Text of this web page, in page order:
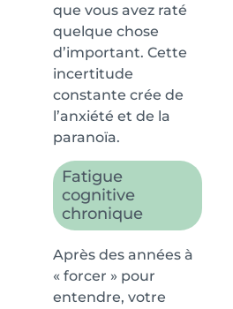
que vous avez raté
quelque chose
d’important. Cette
incertitude
constante crée de
l’anxiété et de la
paranoïa.
Fatigue
cognitive
chronique
Après des années à
« forcer » pour
entendre, votre